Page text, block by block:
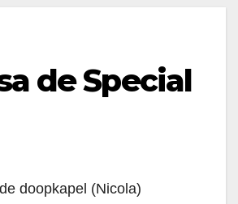
de Special
doopkapel (Nicola)